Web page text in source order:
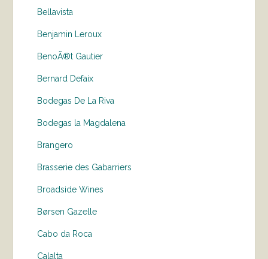
Bellavista
Benjamin Leroux
BenoÃ®t Gautier
Bernard Defaix
Bodegas De La Riva
Bodegas la Magdalena
Brangero
Brasserie des Gabarriers
Broadside Wines
Børsen Gazelle
Cabo da Roca
Calalta